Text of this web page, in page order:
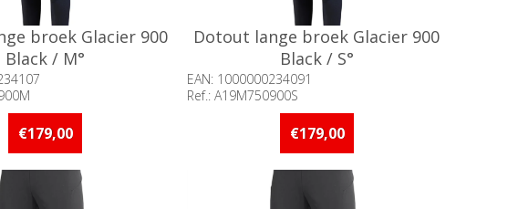
broek Glacier 900
Black / M°
Minder dan 5 stuks
€179,00
Dotout lange broek Glacier 900
Black / S°
EAN: 1000000234091
Ref.: A19M750900S
Beschikbaarheid:: Minder dan 5 stuks
€179,00